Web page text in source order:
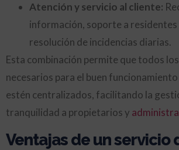
Atención y servicio al cliente:
información, soporte a residentes
resolución de incidencias diarias.
Esta combinación permite que todos
necesarios para el buen
estén centralizados, facilitando la
tranquilidad a propietarios y
Ventajas de un servicio